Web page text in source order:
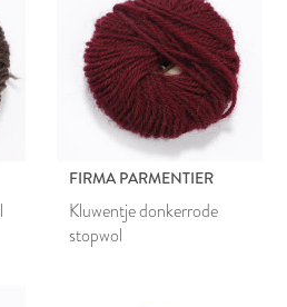
FIRMA PARMENTIER
Kluwentje donkerrode
stopwol